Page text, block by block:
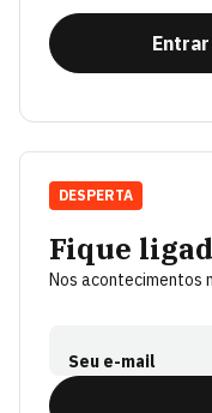
Fique
Nos acontecimentos
Seu e-mail
DESPERTA